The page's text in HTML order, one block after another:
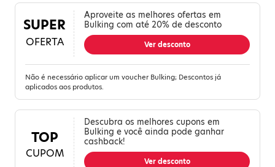
SUPER
OFERTA
Aproveite as melhores ofertas em
Bulking com até 20% de desconto
Ver desconto
Não é necessário aplicar um voucher Bulking; Descontos já
aplicados aos produtos.
TOP
CUPOM
Descubra os melhores cupons em
Bulking e você ainda pode ganhar
cashback!
Ver desconto